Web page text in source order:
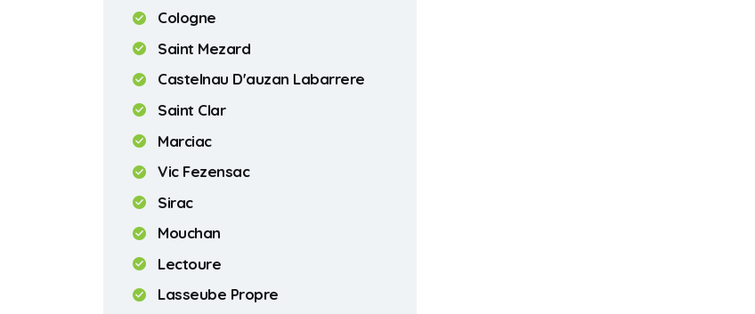
Cologne
Saint Mezard
Castelnau D'auzan Labarrere
Saint Clar
Marciac
Vic Fezensac
Sirac
Mouchan
Lectoure
Lasseube Propre